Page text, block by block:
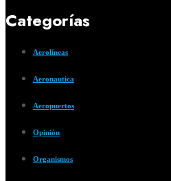
Categorías
Aerolíneas
Aeronautica
Aeropuertos
Opinión
Organismos